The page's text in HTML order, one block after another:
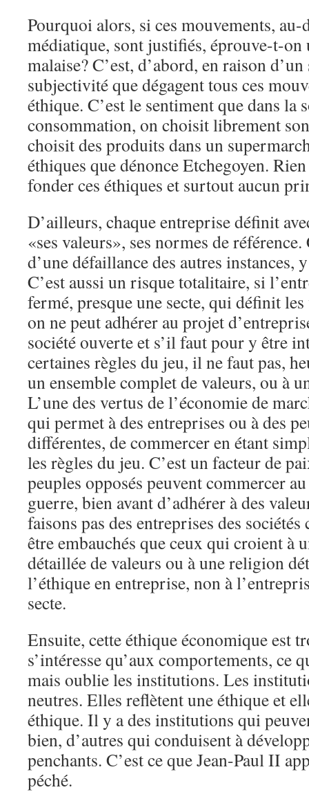
Pourquoi alors, si ces mouvements, au-
médiatique, sont justifiés, éprouve-t-on
malaise? C’est, d’abord, en raison
subjectivité que dégagent tous ces
éthique. C’est le sentiment que dans la
consommation, on choisit librement
choisit des produits dans un
éthiques que dénonce Etchegoyen.
fonder ces éthiques et surtout aucun
D’ailleurs, chaque entreprise définit
«ses valeurs», ses normes de
d’une défaillance des autres instances,
C’est aussi un risque totalitaire, si
fermé, presque une secte, qui définit
on ne peut adhérer au projet
société ouverte et s’il faut pour y être
certaines règles du jeu, il ne faut pas,
un ensemble complet de valeurs, ou à
L’une des vertus de l’économie de
qui permet à des entreprises ou à des
différentes, de commercer en étant
les règles du jeu. C’est un facteur de
peuples opposés peuvent commercer
guerre, bien avant d’adhérer à des
faisons pas des entreprises des
être embauchés que ceux qui croient à
détaillée de valeurs ou à une religion
l’éthique en entreprise, non à
secte.
Ensuite, cette éthique économique est
s’intéresse qu’aux comportements, ce
mais oublie les institutions. Les
neutres. Elles reflètent une éthique et
éthique. Il y a des institutions qui
bien, d’autres qui conduisent à
penchants. C’est ce que Jean-Paul II
péché.